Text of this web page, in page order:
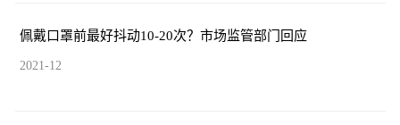
佩戴口罩前最好抖动10-20次？市场监管部门回应
2021-12